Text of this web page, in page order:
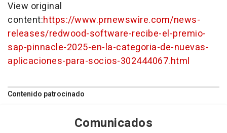
View original
content:https://www.prnewswire.com/news-
releases/redwood-software-recibe-el-premio-
sap-pinnacle-2025-en-la-categoria-de-nuevas-
aplicaciones-para-socios-302444067.html
Contenido patrocinado
Comunicados